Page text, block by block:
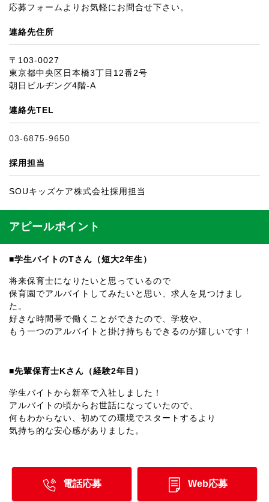
応募フォームよりお気軽にお問合せ下さい。
連絡先住所
〒103-0027
東京都中央区日本橋3丁目12番2号
朝日ビルヂング4階-A
連絡先TEL
03-6875-9650
採用担当
SOUキッズケア株式会社採用担当
アピールポイント
■学生バイトのTさん（短大2年生）
将来保育士になりたいと思っているので
保育園でアルバイトしてみたいと思い、求人を見つけまし
た。
好きな時間帯で働くことができたので、学校や、
もう一つのアルバイトと掛け持ちもできるのが嬉しいです！
■先輩保育士Kさん（経験2年目）
学生バイトから新卒で入社しました！
アルバイトの頃からお世話になっていたので、
何もわからない、初めての環境でスタートするより
気持ち的な安心感がありました。
電話応募 Web応募